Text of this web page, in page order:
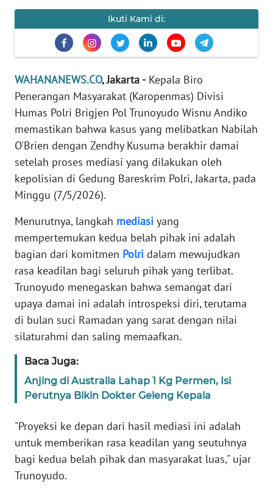
Ikuti Kami di:
WAHANANEWS.CO, Jakarta -Kepala Biro
Penerangan Masyarakat (Karopenmas) Divisi
Humas Polri Brigjen Pol Trunoyudo Wisnu Andiko
memastikan bahwa kasus yang melibatkan Nabilah
O'Brien dengan Zendhy Kusuma berakhir damai
setelah proses mediasi yang dilakukan oleh
kepolisian di Gedung Bareskrim Polri, Jakarta, pada
Minggu (7/5/2026).
Menurutnya, langkah mediasi yang
mempertemukan kedua belah pihak ini adalah
bagian dari komitmen Polri dalam mewujudkan
rasa keadilan bagi seluruh pihak yang terlibat.
Trunoyudo menegaskan bahwa semangat dari
upaya damai ini adalah introspeksi diri, terutama
di bulan suci Ramadan yang sarat dengan nilai
silaturahmi dan saling memaafkan.
Baca Juga:
Anjing di Australia Lahap 1 Kg Permen, Isi
Perutnya Bikin Dokter Geleng Kepala
"Proyeksi ke depan dari hasil mediasi ini adalah
untuk memberikan rasa keadilan yang seutuhnya
bagi kedua belah pihak dan masyarakat luas," ujar
Trunoyudo.
OPINI
EDITORIAL
Informasi
BERITA
KONTAK
KAMI
IKLAN
TENTANG
KAMI
PEDOMAN
MEDIA
SIBER
REDAKSI
KARIR
DISCLAIMER
Wahana
Regional